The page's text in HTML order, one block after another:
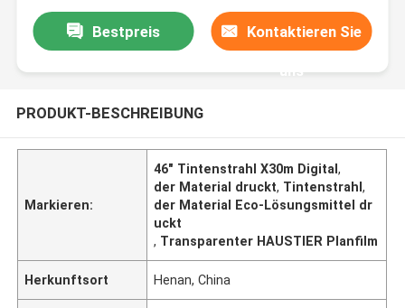
Bestpreis Kontaktieren Sie
uns
PRODUKT-BESCHREIBUNG
Markieren:
46" Tintenstrahl X30m Digital,
der Material druckt, Tintenstrahl,
der Material Eco-Lösungsmittel dr
uckt
, Transparenter HAUSTIER Planfilm
Herkunftsort Henan, China